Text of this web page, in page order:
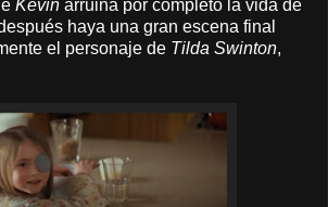
Kevin arruina por completo la vida de
haya una gran escena final
el personaje de Tilda Swinton,